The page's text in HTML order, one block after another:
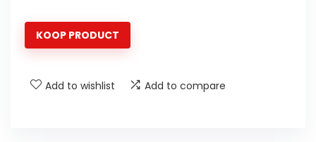
KOOP PRODUCT
Add to wishlist Add to compare